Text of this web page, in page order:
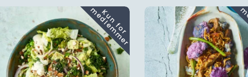
K
u
n
f
o
r
m
e
d
l
e
m
m
e
r